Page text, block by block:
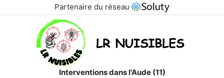
Partenaire du réseau
Interventions dans l'Aude (11)